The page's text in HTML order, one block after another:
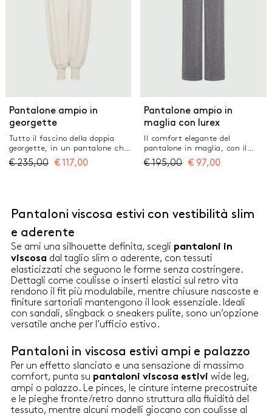
Pantalone ampio in
georgette
Tutto il fascino della doppia
georgette, in un pantalone che
si ispira ai trend di stagione: il
volume è morbido sulla gamba,
morbido regolare Chiusura
laterale con zip e cintura
interna precostruita Polsino
Inserto alto in prazak elastico
con mini rouche alla caviglia
Tasche laterali alla francese e
posteriori a filetto
€ 235,00 € 117,00
Pantalone ampio in
maglia con lurex
Il comfort elegante del
pantalone in maglia, con il
tocco luminoso del filo di lurex.
Perfetto ogni giorno, con
Tasche laterali alla francese
caviglia
€ 195,00 € 97,00
Pantaloni viscosa estivi con vestibilità slim
e aderente
Se ami una silhouette definita, scegli pantaloni in
viscosa dal taglio slim o aderente, con tessuti
elasticizzati che seguono le forme senza costringere.
Dettagli come coulisse o inserti elastici sul retro vita
rendono il fit più modulabile, mentre chiusure nascoste e
finiture sartoriali mantengono il look essenziale. Ideali
con sandali, slingback o sneakers pulite, sono un’opzione
versatile anche per l’ufficio estivo.
Pantaloni in viscosa estivi ampi e palazzo
Per un effetto slanciato e una sensazione di massimo
comfort, punta su pantaloni viscosa estivi wide leg,
ampi o palazzo. Le pinces, le cinture interne precostruite
e le pieghe fronte/retro danno struttura alla fluidità del
tessuto, mentre alcuni modelli giocano con coulisse al